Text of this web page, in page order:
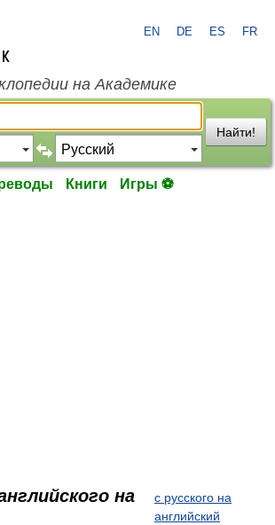
EN DE ES FR
на Академике
Найти!
Книги Игры ⚽
на
с русского на
английский